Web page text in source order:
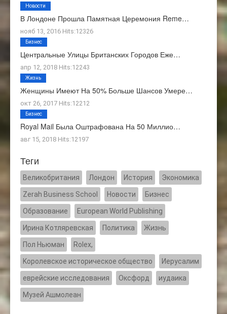
В Лондоне Прошла Памятная Церемония Reme…
нояб 13, 2016 Hits:12326
Новости
Центральные Улицы Британских Городов Еже…
апр 12, 2018 Hits:12243
Бизнес
Женщины Имеют На 50% Больше Шансов Умере…
окт 26, 2017 Hits:12212
Жизнь
Royal Mail Была Оштрафована На 50 Миллио…
авг 15, 2018 Hits:12197
Бизнес
Теги
Великобритания Лондон История Экономика
Zerah Business School Новости Бизнес
Образование European World Publishing
Ирина Котляревская Политика Жизнь
Пол Ньюман Rolex,
Kоролевское историческое общество Иерусалим
еврейские исследования Оксфорд иудаика
Музей Ашмолеан